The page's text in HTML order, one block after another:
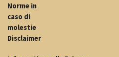
Norme in
caso di
molestie
Disclaimer